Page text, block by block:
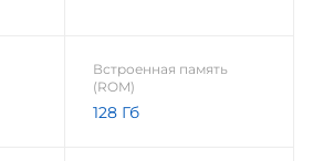
Встроенная память
(ROM)
128 Гб